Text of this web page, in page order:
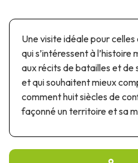
Histoire
Parcs scientifiques
Patrimoine automobile &
Patrimoine industriel &
Parcs à thème & parcs
Parcs récréatifs, nautiques &
Une visite idéale pour
qui s’intéressent à l’histoire
aux récits de batailles et de
et qui souhaitent mieux
comment huit siècles de
façonné un territoire et sa